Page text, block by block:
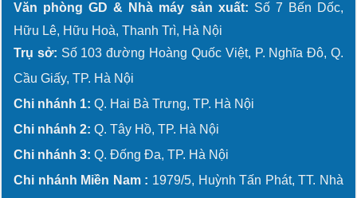
Văn phòng GD & Nhà máy sản xuất: Số 7 Bến Dốc,
Hữu Lê, Hữu Hoà, Thanh Trì, Hà Nội
Trụ sở: Số 103 đường Hoàng Quốc Việt, P. Nghĩa Đô, Q.
Cầu Giấy, TP. Hà Nội
Chi nhánh 1: Q. Hai Bà Trưng, TP. Hà Nội
Chi nhánh 2: Q. Tây Hồ, TP. Hà Nội
Chi nhánh 3: Q. Đống Đa, TP. Hà Nội
Chi nhánh Miền Nam : 1979/5, Huỳnh Tấn Phát, TT. Nhà